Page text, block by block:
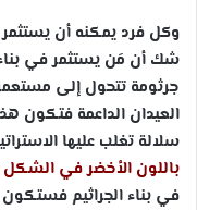
وكل فرد يمكنه أن يستثمر
شك أن مَن يستثمر في
جرثومة تتحول إلى
العيدان الداعمة فتكون
سلالة تغلب عليها
باللون الأخضر في الشكل 36
في بناء الجراثيم فستكون